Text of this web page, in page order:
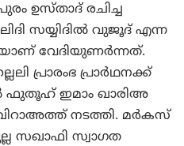
ഉസ്താദ് രചിച്ച
സയ്യിദിൽ വുജൂദ് എന്ന
വേദിയുണർന്നത്.
പ്രാരംഭ പ്രാർഥനക്ക്
ഫുതൂഹ് ഇമാം ഖാരിഅ
നടത്തി. മർകസ്
സഖാഫി സ്വാഗത